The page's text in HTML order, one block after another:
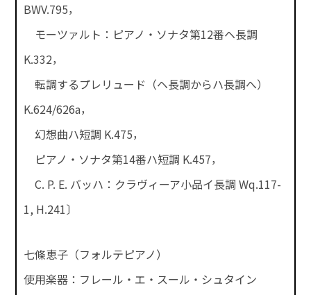
BWV.795，
モーツァルト：ピアノ・ソナタ第12番ヘ長調
K.332，
転調するプレリュード（ヘ長調からハ長調へ）
K.624/626a，
幻想曲ハ短調 K.475，
ピアノ・ソナタ第14番ハ短調 K.457，
C. P. E. バッハ：クラヴィーア小品イ長調 Wq.117-
1, H.241〕
七條恵子（フォルテピアノ）
使用楽器：フレール・エ・スール・シュタイン